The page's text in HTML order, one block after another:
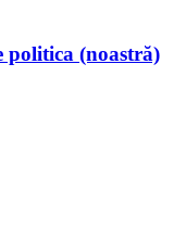
politica (noastră)